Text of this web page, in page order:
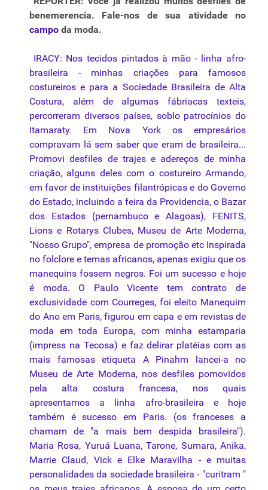
benemerencia. Fale-nos de sua atividade no
campo da moda.
IRACY: Nos tecidos pintados à mão - linha afro-
brasileira - minhas criações para famosos
costureiros e para a Sociedade Brasileira de Alta
Costura, além de algumas fábriacas texteis,
percorreram diversos países, soblo patrocínios do
Itamaraty. Em Nova York os empresários
compravam lá sem saber que eram de brasileira...
Promovi desfiles de trajes e adereços de minha
criação, alguns deles com o costureiro Armando,
em favor de instituições filantrópicas e do Governo
do Estado, incluindo a feira da Providencia, o Bazar
dos Estados (pernambuco e Alagoas), FENITS,
Lions e Rotarys Clubes, Museu de Arte Moderna,
"Nosso Grupo", empresa de promoção etc Inspirada
no folclore e temas africanos, apenas exigiu que os
manequins fossem negros. Foi um sucesso e hoje
é moda. O Paulo Vicente tem contrato de
exclusividade com Courreges, foi eleito Manequim
do Ano em Paris, figurou em capa e em revistas de
moda em toda Europa, com minha estamparia
(impress na Tecosa) e faz delirar platéias com as
mais famosas etiqueta A Pinahm lancei-a no
Museu de Arte Moderna, nos desfiles pomovidos
pela alta costura francesa, nos quais
apresentamos a linha afro-brasileira e hoje
também é sucesso em Paris. (os franceses a
chamam de "a mais bem despida brasileira").
Maria Rosa, Yuruá Luana, Tarone, Sumara, Anika,
Marrie Claud, Vick e Elke Maravilha - e muitas
personalidades da sociedade brasileira - "curitram "